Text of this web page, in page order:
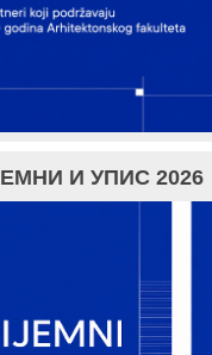
И УПИС 2026